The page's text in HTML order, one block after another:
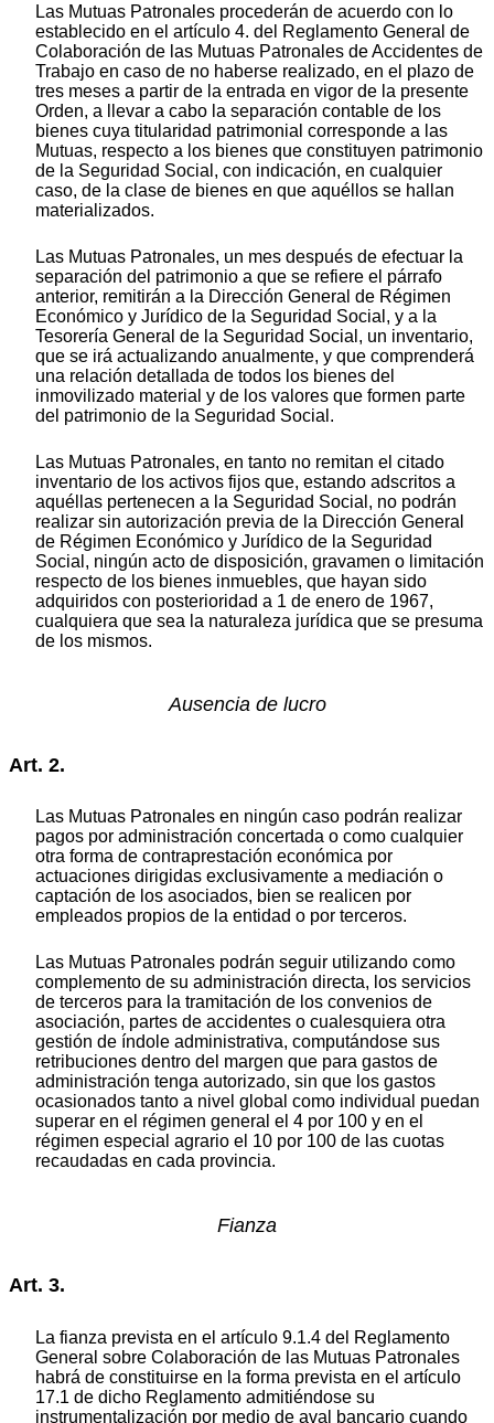
Las Mutuas Patronales procederán de acuerdo con lo
establecido en el artículo 4. del Reglamento General de
Colaboración de las Mutuas Patronales de Accidentes de
Trabajo en caso de no haberse realizado, en el plazo de
tres meses a partir de la entrada en vigor de la presente
Orden, a llevar a cabo la separación contable de los
bienes cuya titularidad patrimonial corresponde a las
Mutuas, respecto a los bienes que constituyen patrimonio
de la Seguridad Social, con indicación, en cualquier
caso, de la clase de bienes en que aquéllos se hallan
materializados.
Las Mutuas Patronales, un mes después de efectuar la
separación del patrimonio a que se refiere el párrafo
anterior, remitirán a la Dirección General de Régimen
Económico y Jurídico de la Seguridad Social, y a la
Tesorería General de la Seguridad Social, un inventario,
que se irá actualizando anualmente, y que comprenderá
una relación detallada de todos los bienes del
inmovilizado material y de los valores que formen parte
del patrimonio de la Seguridad Social.
Las Mutuas Patronales, en tanto no remitan el citado
inventario de los activos fijos que, estando adscritos a
aquéllas pertenecen a la Seguridad Social, no podrán
realizar sin autorización previa de la Dirección General
de Régimen Económico y Jurídico de la Seguridad
Social, ningún acto de disposición, gravamen o limitación
respecto de los bienes inmuebles, que hayan sido
adquiridos con posterioridad a 1 de enero de 1967,
cualquiera que sea la naturaleza jurídica que se presuma
de los mismos.
Ausencia de lucro
Art. 2.
Las Mutuas Patronales en ningún caso podrán realizar
pagos por administración concertada o como cualquier
otra forma de contraprestación económica por
actuaciones dirigidas exclusivamente a mediación o
captación de los asociados, bien se realicen por
empleados propios de la entidad o por terceros.
Las Mutuas Patronales podrán seguir utilizando como
complemento de su administración directa, los servicios
de terceros para la tramitación de los convenios de
asociación, partes de accidentes o cualesquiera otra
gestión de índole administrativa, computándose sus
retribuciones dentro del margen que para gastos de
administración tenga autorizado, sin que los gastos
ocasionados tanto a nivel global como individual puedan
superar en el régimen general el 4 por 100 y en el
régimen especial agrario el 10 por 100 de las cuotas
recaudadas en cada provincia.
Fianza
Art. 3.
La fianza prevista en el artículo 9.1.4 del Reglamento
General sobre Colaboración de las Mutuas Patronales
habrá de constituirse en la forma prevista en el artículo
17.1 de dicho Reglamento admitiéndose su
instrumentalización por medio de aval bancario cuando